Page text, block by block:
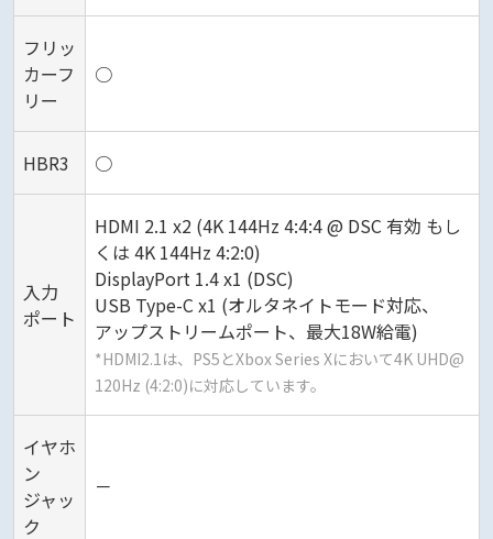
フリッ
カーフ
リー
○
HBR3 ○
入力
ポート
HDMI 2.1 x2 (4K 144Hz 4:4:4 @ DSC 有効 もし
くは 4K 144Hz 4:2:0)
DisplayPort 1.4 x1 (DSC)
USB Type-C x1 (オルタネイトモード対応、
アップストリームポート、最大18W給電)
*HDMI2.1は、PS5とXbox Series Xにおいて4K UHD@
120Hz (4:2:0)に対応しています。
イヤホ
ン
ジャッ
ク
－